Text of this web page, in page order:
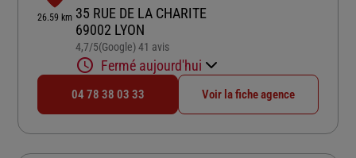
26.59 km 35 RUE DE LA CHARITE
69002 LYON
4,7/5Note de 4.7 sur 5
(Google) 41 avis
Fermé aujourd'hui
04 78 38 03 33 Voir la fiche agence